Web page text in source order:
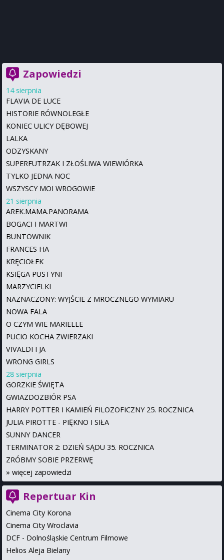
Zapowiedzi
14 sierpnia
FLAVIA DE LUCE
HISTORIE RÓWNOLEGŁE
KONIEC ULICY DĘBOWEJ
LALKA
ODZYSKANY
SUPERFUTRZAK I ZŁOŚLIWA WIEWIÓRKA
TYLKO JEDNA NOC
WSZYSCY MOI WROGOWIE
21 sierpnia
AREK.MAMA.PANORAMA
BOGACI I MARTWI
BUNTOWNIK
FRANCES HA
KRĘCIOŁEK
KSIĘGA PUSTYNI
MARZYCIELKI
NAZNACZONY: WYJŚCIE Z MROCZNEGO WYMIARU
NOWA FALA
O CZYM WIE MARIELLE
PUCIO KOCHA ZWIERZAKI
VIVALDI I JA
WRONG GIRLS
28 sierpnia
GORZKIE ŚWIĘTA
GWIAZDOZBIÓR PSA
HARRY POTTER I KAMIEŃ FILOZOFICZNY 25. ROCZNICA
JULIA PIROTTE - PIĘKNO I SIŁA
SUNNY DANCER
TERMINATOR 2: DZIEŃ SĄDU 35. ROCZNICA
ZRÓBMY SOBIE PRZERWĘ
» więcej zapowiedzi
Repertuar Kin
Cinema City Korona
Cinema City Wroclavia
DCF - Dolnośląskie Centrum Filmowe
Helios Aleja Bielany